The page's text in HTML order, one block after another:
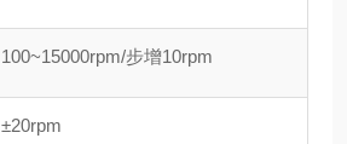
100~15000rpm/步增10rpm
±20rpm